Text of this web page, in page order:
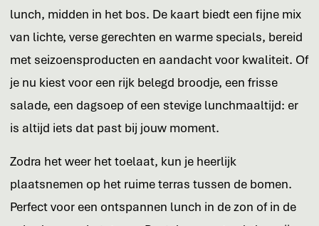
lunch, midden in het bos. De kaart biedt een fijne mix
van lichte, verse gerechten en warme specials, bereid
met seizoensproducten en aandacht voor kwaliteit. Of
je nu kiest voor een rijk belegd broodje, een frisse
salade, een dagsoep of een stevige lunchmaaltijd: er
is altijd iets dat past bij jouw moment.
Zodra het weer het toelaat, kun je heerlijk
plaatsnemen op het ruime terras tussen de bomen.
Perfect voor een ontspannen lunch in de zon of in de